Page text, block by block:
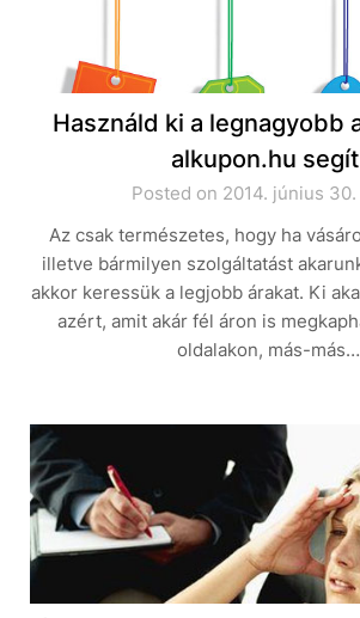
Használd ki a legnagyobb
alkupon.hu
Posted on 2014. június
Az csak természetes, hogy ha
illetve bármilyen szolgáltatást
akkor keressük a legjobb árakat. Ki
azért, amit akár fél áron is
oldalakon, más-más…